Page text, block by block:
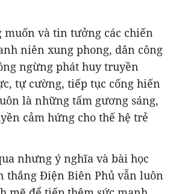
muốn và tin tưởng các chiến
niên xung phong, dân công
ngừng phát huy truyền
tự cường, tiếp tục cống hiến
là những tấm gương sáng,
cảm hứng cho thế hệ trẻ
nhưng ý nghĩa và bài học
thắng Điện Biên Phủ vẫn luôn